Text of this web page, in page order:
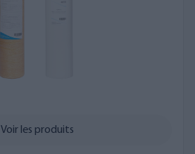
Voir les produits